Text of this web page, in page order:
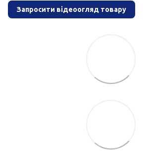
Запросити відеоогляд товару